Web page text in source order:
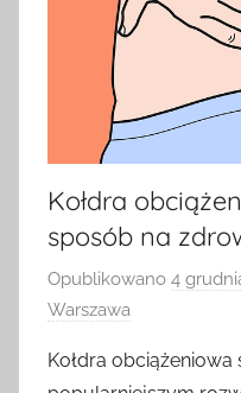
Kołdra
sposób na
Opublikowano 4
Warszawa
Kołdra obciążeniowa